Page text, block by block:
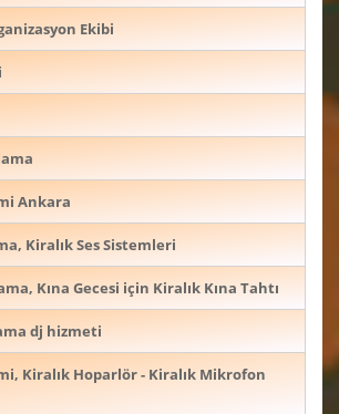
Ekibi
Ankara
Kiralık Ses Sistemleri
Kına Gecesi için Kiralık Kına Tahtı
dj hizmeti
Kiralık Hoparlör - Kiralık Mikrofon